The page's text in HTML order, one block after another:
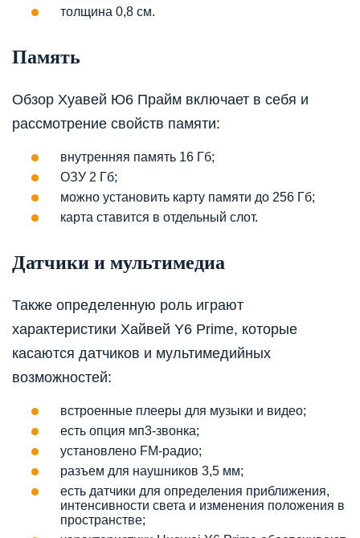
толщина 0,8 см.
Память
Обзор Хуавей Ю6 Прайм включает в себя и
рассмотрение свойств памяти:
внутренняя память 16 Гб;
ОЗУ 2 Гб;
можно установить карту памяти до 256 Гб;
карта ставится в отдельный слот.
Датчики и мультимедиа
Также определенную роль играют
характеристики Хайвей Y6 Prime, которые
касаются датчиков и мультимедийных
возможностей:
встроенные плееры для музыки и видео;
есть опция мп3-звонка;
установлено FM-радио;
разъем для наушников 3,5 мм;
есть датчики для определения приближения,
интенсивности света и изменения положения в
пространстве;